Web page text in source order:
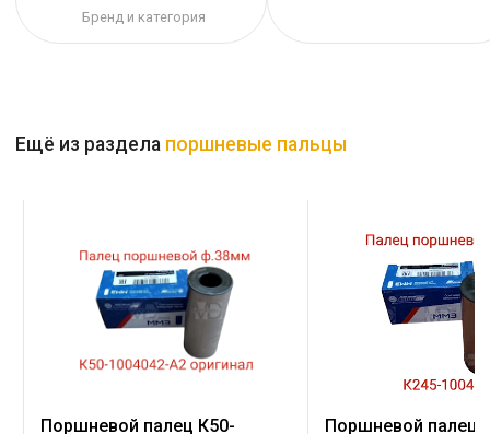
Бренд и категория
Ещё из раздела поршневые пальцы
Поршневой палец К245- Поршневой палец